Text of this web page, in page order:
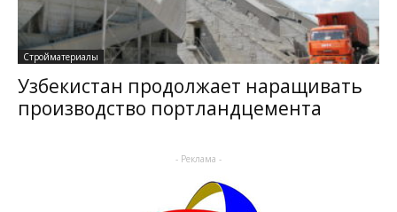
Стройматериалы
Узбекистан продолжает наращивать
производство портландцемента
- Реклама -